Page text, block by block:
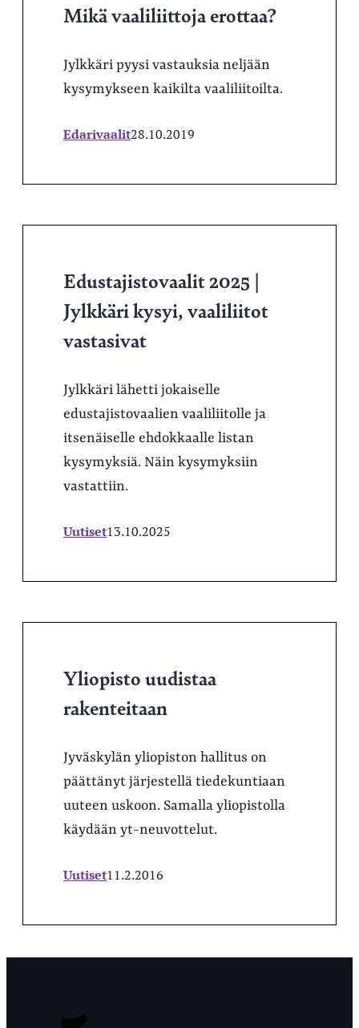
Mikä vaaliliittoja erottaa?
Jylkkäri pyysi vastauksia neljään
kysymykseen kaikilta vaaliliitoilta.
Edarivaalit28.10.2019
Edustajistovaalit 2025 |
Jylkkäri kysyi, vaaliliitot
vastasivat
Jylkkäri lähetti jokaiselle
edustajistovaalien vaaliliitolle ja
itsenäiselle ehdokkaalle listan
kysymyksiä. Näin kysymyksiin
vastattiin.
Uutiset13.10.2025
Yliopisto uudistaa
rakenteitaan
Jyväskylän yliopiston hallitus on
päättänyt järjestellä tiedekuntiaan
uuteen uskoon. Samalla yliopistolla
käydään yt-neuvottelut.
Uutiset11.2.2016